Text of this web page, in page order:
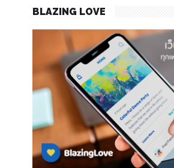
BLAZING LOVE